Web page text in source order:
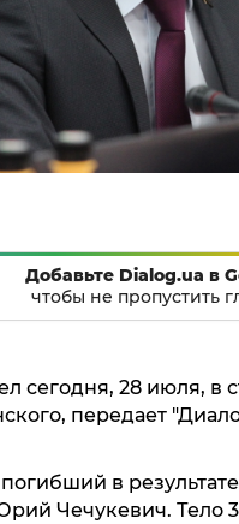
Добавьте Dialog.ua в
чтобы не пропустить
сегодня, 28 июля, в
передает
в
Чечукевич. Тело